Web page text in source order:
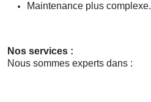
Maintenance plus complexe.
Nos services :
Nous sommes experts dans :